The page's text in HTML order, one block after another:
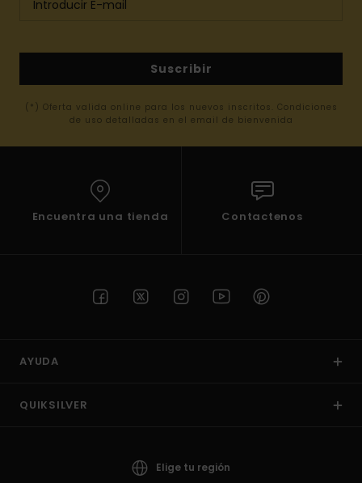
Suscribir
(*) Oferta valida online para los nuevos inscritos. Condiciones
de uso detalladas en el email de bienvenida
Encuentra una tienda Contactenos
AYUDA
QUIKSILVER
Elige tu región